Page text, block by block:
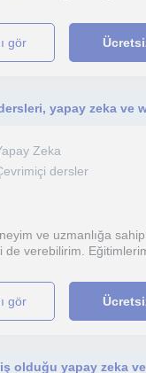
gör
Zeka
dersler
ve uzmanlığa
de verebilirim.
gör